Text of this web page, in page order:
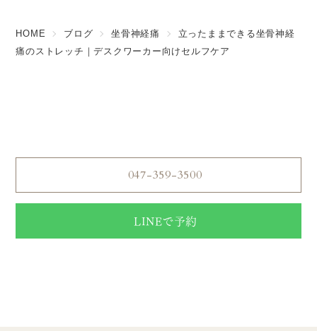
HOME ブログ 坐骨神経痛
立ったままできる坐骨神経
痛のストレッチ｜デスクワーカー向けセルフケア
047-359-3500
LINEで予約